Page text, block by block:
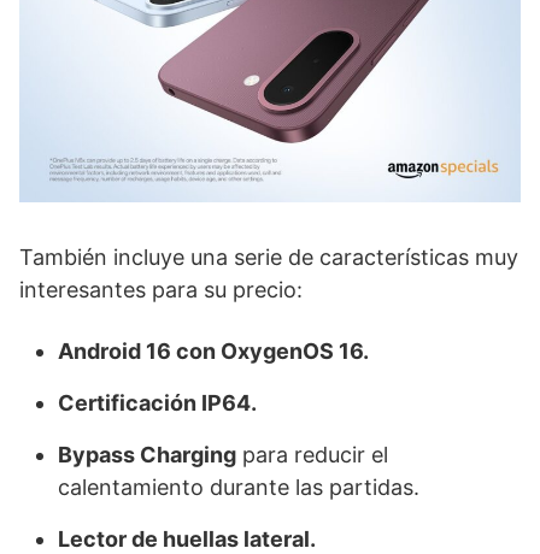
También incluye una serie de características muy
interesantes para su precio:
Android 16 con OxygenOS 16.
Certificación IP64.
Bypass Charging para reducir el
calentamiento durante las partidas.
Lector de huellas lateral.